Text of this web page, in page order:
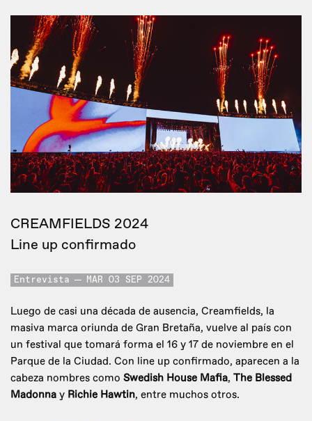
CREAMFIELDS 2024
Line up confirmado
Entrevista MAR 03 SEP 2024
Luego de casi una década de ausencia, Creamfields, la
masiva marca oriunda de Gran Bretaña, vuelve al país con
un festival que tomará forma el 16 y 17 de noviembre en el
Parque de la Ciudad. Con line up confirmado, aparecen a la
cabeza nombres como Swedish House Mafia, The Blessed
Madonna y Richie Hawtin, entre muchos otros.